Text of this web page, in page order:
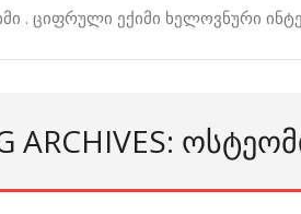
. ციფრული ექიმი ხელოვნური
ARCHIVES: